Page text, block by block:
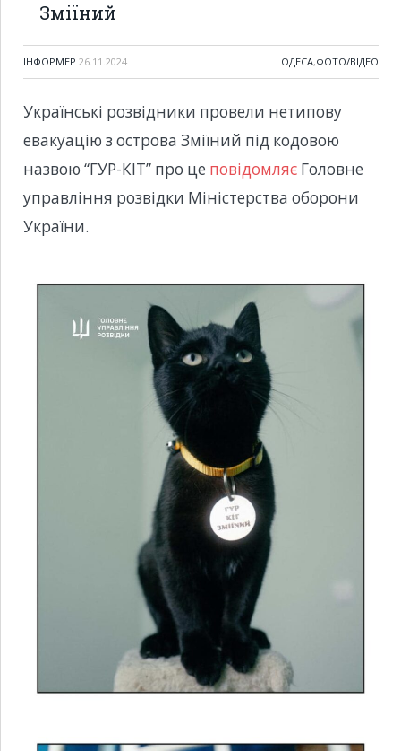
Зміїний
ІНФОРМЕР 26.11.2024 ОДЕСА,ФОТО/ВІДЕО
Українські розвідники провели нетипову
евакуацію з острова Зміїний під кодовою
назвою “ГУР-КІТ” про це повідомляє Головне
управління розвідки Міністерства оборони
України.